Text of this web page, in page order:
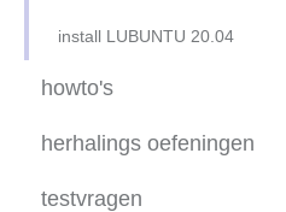
groepen
lenny n brigitte opgelost
install LUBUNTU 20.04
howto's
SFTP via filezilla
howto remote connect
herhalings oefeningen
herh basiscommandos
testvragen